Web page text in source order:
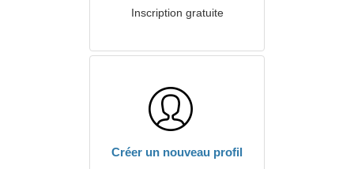
Inscription gratuite
Créer un nouveau profil